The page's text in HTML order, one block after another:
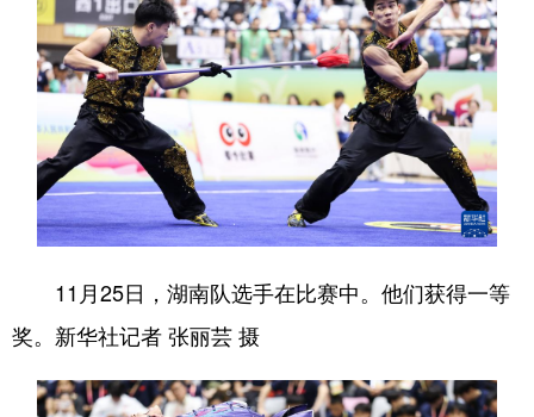
11月25日，湖南队选手在比赛中。他们获得一等
奖。新华社记者 张丽芸 摄